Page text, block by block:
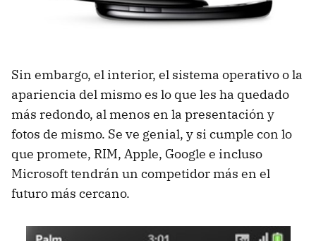
Sin embargo, el interior, el sistema operativo o la
apariencia del mismo es lo que les ha quedado
más redondo, al menos en la presentación y
fotos de mismo. Se ve genial, y si cumple con lo
que promete, RIM, Apple, Google e incluso
Microsoft tendrán un competidor más en el
futuro más cercano.